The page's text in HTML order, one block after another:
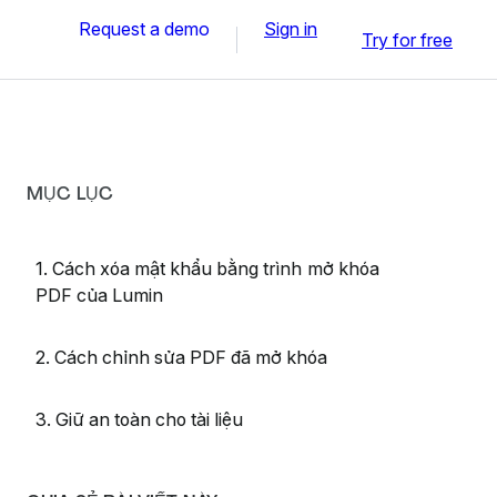
Request a demo Sign in Try for free
MỤC LỤC
1. Cách xóa mật khẩu bằng trình mở khóa
PDF của Lumin
2. Cách chỉnh sửa PDF đã mở khóa
3. Giữ an toàn cho tài liệu